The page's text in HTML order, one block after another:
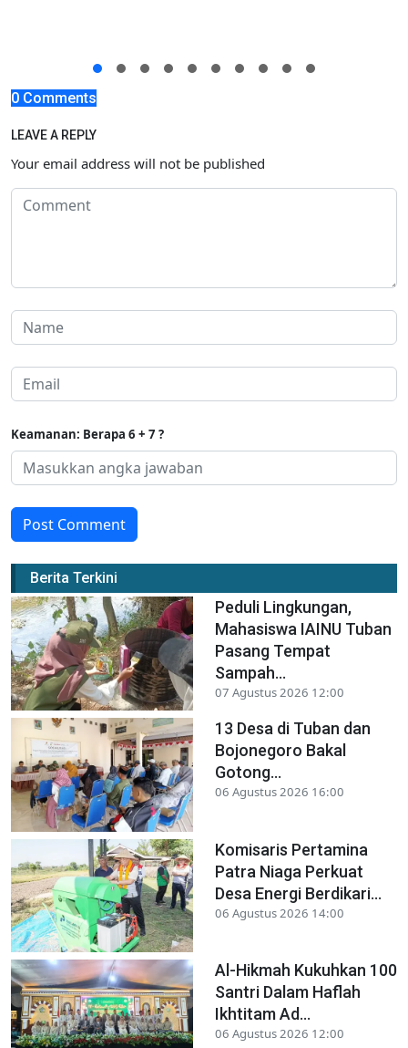
0 Comments
LEAVE A REPLY
Your email address will not be published
Keamanan: Berapa 6 + 7 ?
Post Comment
Berita Terkini
Peduli Lingkungan,
Mahasiswa IAINU Tuban
Pasang Tempat
Sampah...
07 Agustus 2026 12:00
13 Desa di Tuban dan
Bojonegoro Bakal
Gotong...
06 Agustus 2026 16:00
Komisaris Pertamina
Patra Niaga Perkuat
Desa Energi Berdikari...
06 Agustus 2026 14:00
Al-Hikmah Kukuhkan 100
Santri Dalam Haflah
Ikhtitam Ad...
06 Agustus 2026 12:00